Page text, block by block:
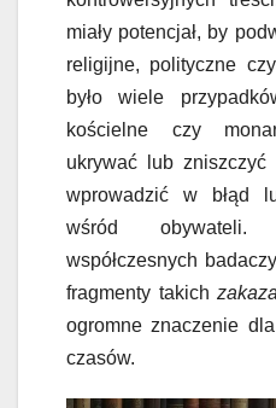
miały potencjał, by
religijne, polityczne
było wiele
kościelne czy
ukrywać lub zniszczyć
wprowadzić w błąd
wśród obywateli.
współczesnych
fragmenty takich
ogromne znaczenie
czasów.